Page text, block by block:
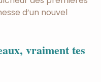
d’un nouvel
vraiment tes